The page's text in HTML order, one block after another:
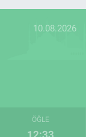
10.08.2026
ÖĞLE
12:33